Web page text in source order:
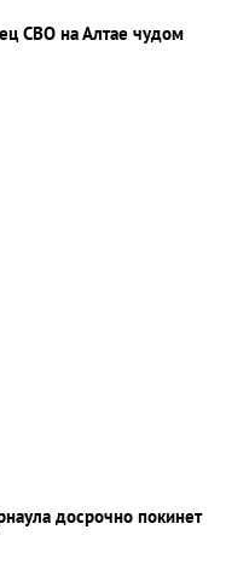
СВО на Алтае чудом
досрочно покинет